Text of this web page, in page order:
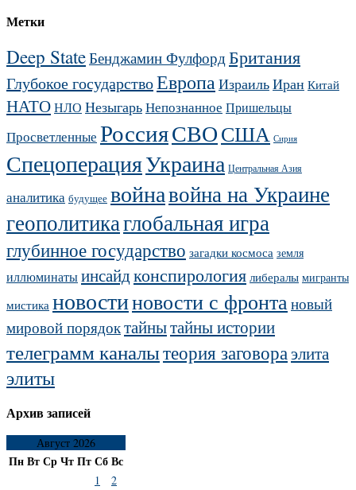
Метки
Deep StateБенджамин Фулфорд Британия
Глубокое государствоЕвропаИзраильИран Китай
НАТОНЛО НезыгарьНепознанное Пришельцы
Просветленные РоссияСВОСША Сирия
СпецоперацияУкраина Центральная Азия
аналитика будущее войнавойна на Украине
геополитикаглобальная игра
глубинное государство загадки космоса земля
иллюминатыинсайдконспирология либералы мигранты
мистика новостиновости с фронта новый
мировой порядоктайнытайны истории
телеграмм каналытеория заговора элита
элиты
Архив записей
Август 2026
ПнВтСрЧтПтСбВс
1
2